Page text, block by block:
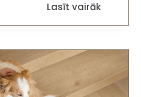
Lasīt vairāk